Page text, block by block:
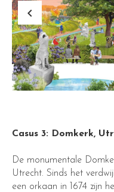
keyboard_arrow_left
Casus 3: Domkerk,
De monumentale
Utrecht. Sinds het
een orkaan in 1674 zijn